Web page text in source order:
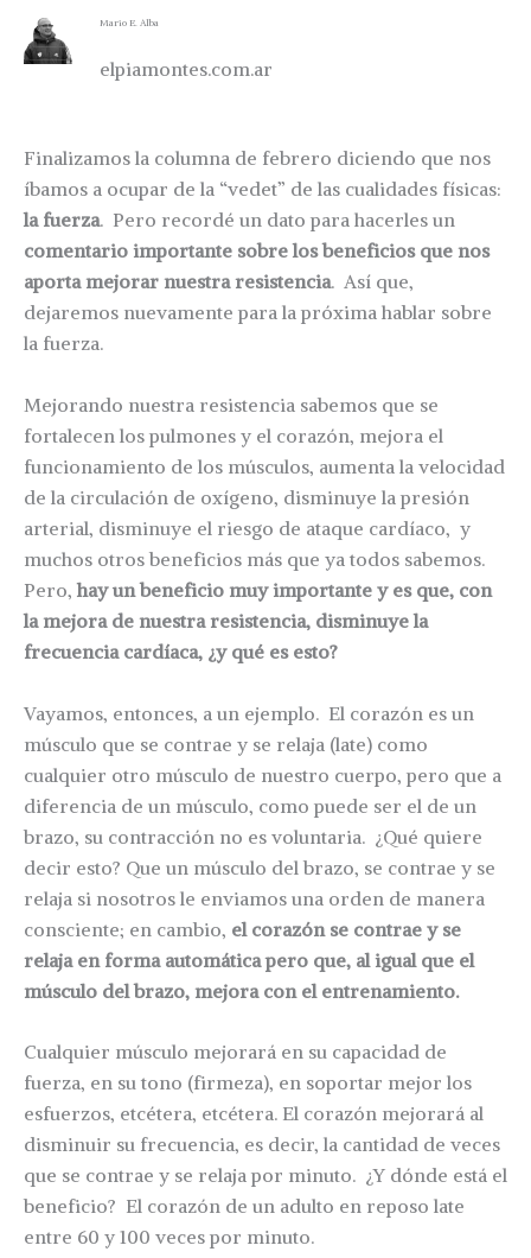
Mario E. Alba
elpiamontes.com.ar
Finalizamos la columna de febrero diciendo que nos
íbamos a ocupar de la “vedet” de las cualidades físicas:
la fuerza. Pero recordé un dato para hacerles un
comentario importante sobre los beneficios que nos
aporta mejorar nuestra resistencia. Así que,
dejaremos nuevamente para la próxima hablar sobre
la fuerza.
Mejorando nuestra resistencia sabemos que se
fortalecen los pulmones y el corazón, mejora el
funcionamiento de los músculos, aumenta la velocidad
de la circulación de oxígeno, disminuye la presión
arterial, disminuye el riesgo de ataque cardíaco, y
muchos otros beneficios más que ya todos sabemos.
Pero,hay un beneficio muy importante y es que, con
la mejora de nuestra resistencia, disminuye la
frecuencia cardíaca, ¿y qué es esto?
Vayamos, entonces, a un ejemplo. El corazón es un
músculo que se contrae y se relaja (late) como
cualquier otro músculo de nuestro cuerpo, pero que a
diferencia de un músculo, como puede ser el de un
brazo, su contracción no es voluntaria. ¿Qué quiere
decir esto? Que un músculo del brazo, se contrae y se
relaja si nosotros le enviamos una orden de manera
consciente; en cambio, el corazón se contrae y se
relaja en forma automática pero que, al igual que el
músculo del brazo, mejora con el entrenamiento.
Cualquier músculo mejorará en su capacidad de
fuerza, en su tono (firmeza), en soportar mejor los
esfuerzos, etcétera, etcétera. El corazón mejorará al
disminuir su frecuencia, es decir, la cantidad de veces
que se contrae y se relaja por minuto. ¿Y dónde está el
beneficio? El corazón de un adulto en reposo late
entre 60 y 100 veces por minuto.